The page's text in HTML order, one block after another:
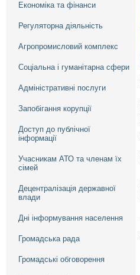
Економіка та фінанси
Регуляторна діяльність
Агропромисловий комплекс
Соціальна і гуманітарна сфери
Адміністративні послуги
Запобігання корупції
Доступ до публічної
інформації
Учасникам АТО та членам їх
сімей
Децентралізація державної
влади
Дні інформування населення
Громадська рада
Громадські обговорення